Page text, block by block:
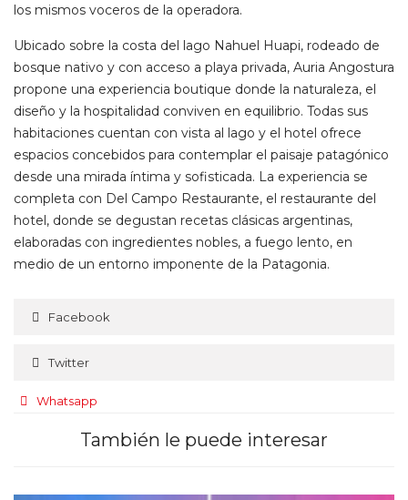
los mismos voceros de la operadora.
Ubicado sobre la costa del lago Nahuel Huapi, rodeado de
bosque nativo y con acceso a playa privada, Auria Angostura
propone una experiencia boutique donde la naturaleza, el
diseño y la hospitalidad conviven en equilibrio. Todas sus
habitaciones cuentan con vista al lago y el hotel ofrece
espacios concebidos para contemplar el paisaje patagónico
desde una mirada íntima y sofisticada. La experiencia se
completa con Del Campo Restaurante, el restaurante del
hotel, donde se degustan recetas clásicas argentinas,
elaboradas con ingredientes nobles, a fuego lento, en
medio de un entorno imponente de la Patagonia.
Facebook
Twitter
Whatsapp
También le puede interesar